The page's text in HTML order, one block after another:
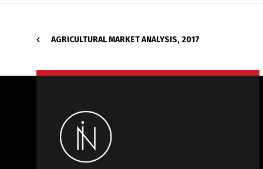
AGRICULTURAL MARKET ANALYSIS, 2017